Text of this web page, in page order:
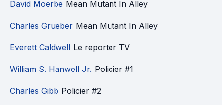
David Moerbe Mean Mutant In Alley
Charles Grueber Mean Mutant In Alley
Everett Caldwell Le reporter TV
William S. Hanwell Jr. Policier #1
Charles Gibb Policier #2